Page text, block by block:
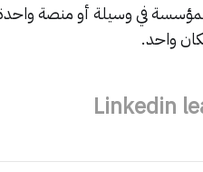
في وسيلة أو منصة
واحد.
Linkedin